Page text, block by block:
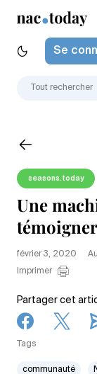
Se
seasons.today
Une
février 3, 2020
Imprimer
Partager cet
Tags
communauté